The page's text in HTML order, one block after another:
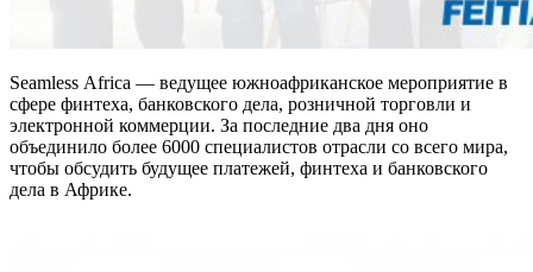
Seamless Africa — ведущее южноафриканское мероприятие в
сфере финтеха, банковского дела, розничной торговли и
электронной коммерции. За последние два дня оно
объединило более 6000 специалистов отрасли со всего мира,
чтобы обсудить будущее платежей, финтеха и банковского
дела в Африке.